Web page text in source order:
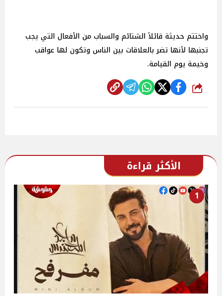
واختتم حديثة قائلاً الشتائم والسباب من الأفعال التي يجب
تجنبها لأنها تضر بالعلاقات بين الناس وتكون لها عواقب
وخيمة يوم القيامة.
شارك
الأكثر قراءة
1